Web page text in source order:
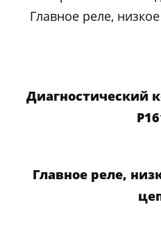
Главное реле,
Диагностический
Главное реле,